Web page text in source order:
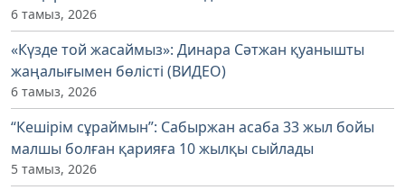
6 тамыз, 2026
«Күзде той жасаймыз»: Динара Сәтжан қуанышты
жаңалығымен бөлісті (ВИДЕО)
6 тамыз, 2026
“Кешірім сұраймын”: Сабыржан асаба 33 жыл бойы
малшы болған қарияға 10 жылқы сыйлады
5 тамыз, 2026